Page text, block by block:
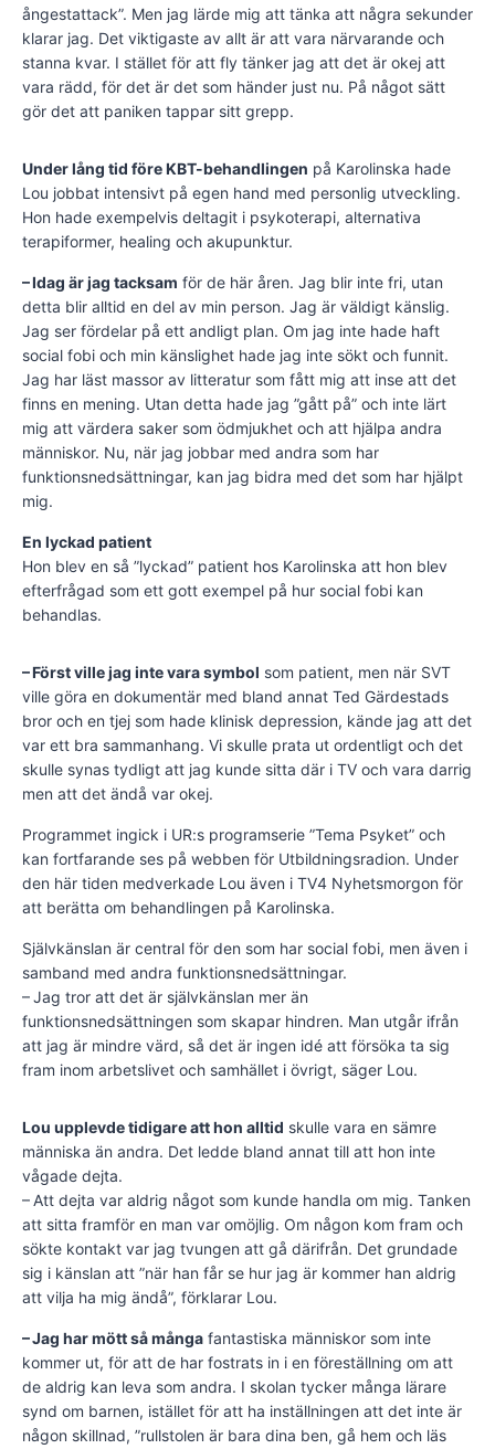
ångestattack”. Men jag lärde mig att tänka att några sekunder
klarar jag. Det viktigaste av allt är att vara närvarande och
stanna kvar. I stället för att fly tänker jag att det är okej att
vara rädd, för det är det som händer just nu. På något sätt
gör det att paniken tappar sitt grepp.
Under lång tid före KBT-behandlin­gen på Karolinska hade
Lou jobbat intensivt på egen hand med personlig utveckling.
Hon hade exempelvis deltagit i psykoterapi, alternativa
terapiformer, healing och akupunktur.
– Idag är jag tacksam för de här åren. Jag blir inte fri, utan
detta blir alltid en del av min person. Jag är väldigt känslig.
Jag ser fördelar på ett andligt plan. Om jag inte hade haft
social fobi och min känslighet hade jag inte sökt och funnit.
Jag har läst massor av litteratur som fått mig att inse att det
finns en mening. Utan detta hade jag ”gått på” och inte lärt
mig att värdera saker som ödmjukhet och att hjälpa andra
människor. Nu, när jag jobbar med andra som har
funktionsnedsättningar, kan jag bidra med det som har hjälpt
mig.
En lyckad patient
Hon blev en så ”lyckad” patient hos Karolinska att hon blev
efterfrågad som ett gott exempel på hur social fobi kan
behandlas.
– Först ville jag inte vara symbol som patient, men när SVT
ville göra en dokumentär med bland annat Ted Gärdestads
bror och en tjej som hade klinisk depression, kände jag att det
var ett bra sammanhang. Vi skulle prata ut ordentligt och det
skulle synas tydligt att jag kunde sitta där i TV och vara darrig
men att det ändå var okej.
Programmet ingick i UR:s programserie ”Tema Psyket” och
kan fortfarande ses på webben för Utbildningsradion. Under
den här tiden medverkade Lou även i TV4 Nyhetsmorgon för
att berätta om behandlingen på Karolinska.
Självkänslan är central för den som har social fobi, men även i
samband med andra funktionsnedsättningar.
– Jag tror att det är självkänslan mer än
funktionsnedsättningen som skapar hindren. Man utgår ifrån
att jag är mindre värd, så det är ingen idé att försöka ta sig
fram inom arbetslivet och samhället i övrigt, säger Lou.
Lou upplevde tidigare att hon alltid skulle vara en sämre
människa än andra. Det ledde bland annat till att hon inte
vågade dejta.
– Att dejta var aldrig något som kunde handla om mig. Tanken
att sitta framför en man var omöjlig. Om någon kom fram och
sökte kontakt var jag tvungen att gå därifrån. Det grundade
sig i känslan att ”när han får se hur jag är kommer han aldrig
att vilja ha mig ändå”, förklarar Lou.
– Jag har mött så många fantastiska människor som inte
kommer ut, för att de har fostrats in i en föreställning om att
de aldrig kan leva som andra. I skolan tycker många lärare
synd om barnen, istället för att ha inställningen att det inte är
någon skillnad, ”rullstolen är bara dina ben, gå hem och läs